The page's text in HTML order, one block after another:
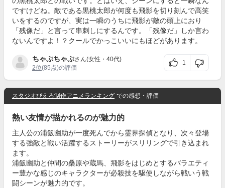
ですけどね。敵である黒桃太郎が何度も飛影を切り刻んで高笑
いをするのですが、実は一瞬のうちに飛影が敵の頭上におり
「残像だ」と言って串刺しにするんです。「残像だ」しか言わ
ないんですよ！？クールでかっこいいにもほどがあります。
ちゃぷちゃぷさん(女性・40代)
2位(85点)の評価
1
スタジオぴえろ制作アニメランキング での感想・評価
熱い友情が描かれるのが魅力的
主人公の浦飯幽助が一度死んでから霊界探偵となり、次々登場
する強敵と戦い活躍するストーリーがスリリングで引き込まれ
ます。
浦飯幽助と仲間の桑原や蔵馬、飛影をはじめとするバラエティ
ー豊かな感じのキャラクターが必殺技を駆使しながら戦いう戦
闘シーンが魅力的です。